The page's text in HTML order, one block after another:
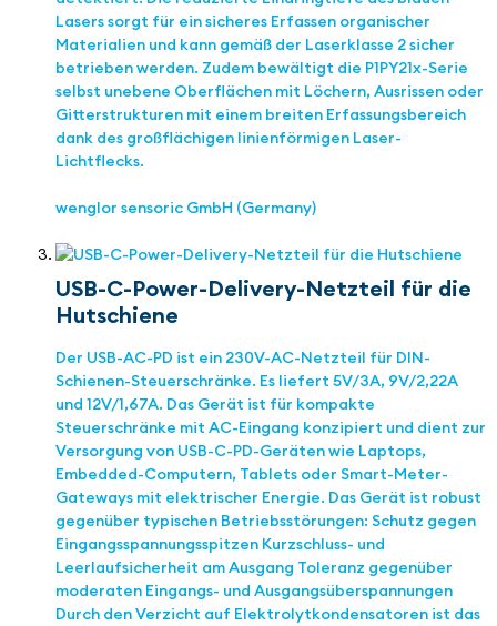
Lasers sorgt für ein sicheres Erfassen organischer
Materialien und kann gemäß der Laserklasse 2 sicher
betrieben werden. Zudem bewältigt die P1PY21x-Serie
selbst unebene Oberflächen mit Löchern, Ausrissen oder
Gitterstrukturen mit einem breiten Erfassungsbereich
dank des großflächigen linienförmigen Laser-
Lichtflecks.
wenglor sensoric GmbH (Germany)
USB-C-Power-Delivery-Netzteil für die
Hutschiene
Der USB-AC-PD ist ein 230V-AC-Netzteil für DIN-
Schienen-Steuerschränke. Es liefert 5V/3A, 9V/2,22A
und 12V/1,67A. Das Gerät ist für kompakte
Steuerschränke mit AC-Eingang konzipiert und dient zur
Versorgung von USB-C-PD-Geräten wie Laptops,
Embedded-Computern, Tablets oder Smart-Meter-
Gateways mit elektrischer Energie. Das Gerät ist robust
gegenüber typischen Betriebsstörungen: Schutz gegen
Eingangsspannungsspitzen Kurzschluss- und
Leerlaufsicherheit am Ausgang Toleranz gegenüber
moderaten Eingangs- und Ausgangsüberspannungen
Durch den Verzicht auf Elektrolytkondensatoren ist das